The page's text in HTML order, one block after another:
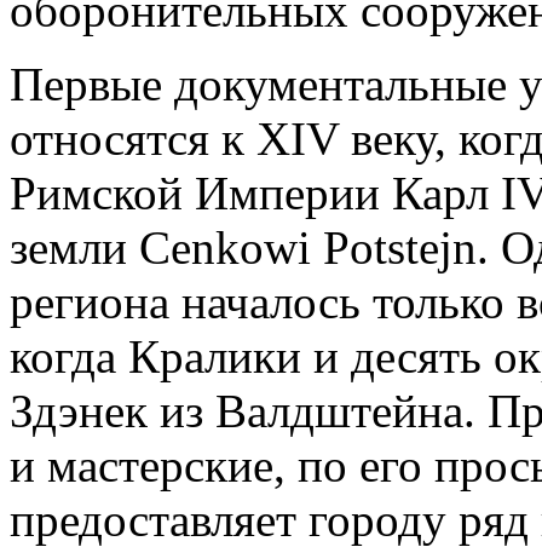
Первые документальные
относятся к XIV веку,
Римской Империи Карл
земли Сenkowi Potstejn.
региона началось только
когда Кралики и десять
Здэнек из Валдштейна.
и мастерские, по его
предоставляет городу